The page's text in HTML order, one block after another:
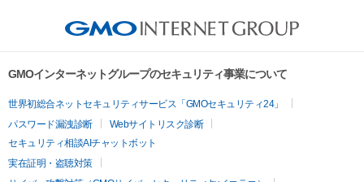
GMOインターネットグループのセキュリティ事業について
世界初総合ネットセキュリティサービス「GMOセキュリティ24」
パスワード漏洩診断
Webサイトリスク診断
セキュリティ相談AIチャットボット
実在証明・盗聴対策